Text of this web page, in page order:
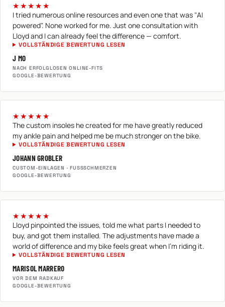
★★★★★
I tried numerous online resources and even one that was "AI
powered". None worked for me. Just one consultation with
Lloyd and I can already feel the difference — comfort.
VOLLSTÄNDIGE BEWERTUNG LESEN
J MO
NACH ERFOLGLOSEN ONLINE-FITS
GOOGLE-BEWERTUNG
★★★★★
The custom insoles he created for me have greatly reduced
my ankle pain and helped me be much stronger on the bike.
VOLLSTÄNDIGE BEWERTUNG LESEN
JOHANN GROBLER
CUSTOM-EINLAGEN · FUSSSCHMERZEN
GOOGLE-BEWERTUNG
★★★★★
Lloyd pinpointed the issues, told me what parts I needed to
buy, and got them installed. The adjustments have made a
world of difference and my bike feels great when I'm riding it.
VOLLSTÄNDIGE BEWERTUNG LESEN
MARISOL MARRERO
VOR DEM RADKAUF
GOOGLE-BEWERTUNG